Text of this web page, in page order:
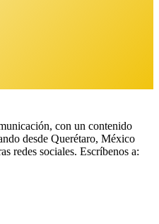
con un contenido
desde Querétaro, México
redes sociales. Escríbenos a: